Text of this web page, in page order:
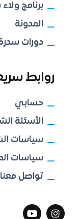
برنامج
المدونة
دورات
روابط
حسابي
الأسئلة
سياسات
سياسات
تواصل معنا